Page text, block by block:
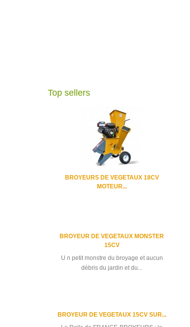
Top sellers
BROYEURS DE VEGETAUX 18CV
MOTEUR...
BROYEUR DE VEGETAUX MONSTER
15CV
U n petit monstre du broyage et aucun
débris du jardin et du...
BROYEUR DE VEGETAUX 15CV SUR...